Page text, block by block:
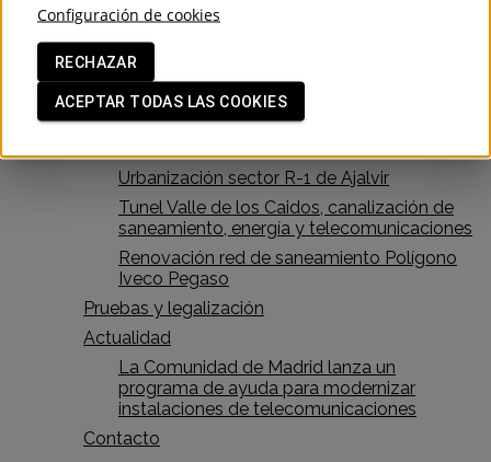
Ejecución hincas para instalaciones
Ejecución de hincas y microtúneles de
Proyectos
Nuevo Wanda Metropolitano Saneamiento
Urbanización sector R-1 de Ajalvir
Tunel Valle de los Caidos, canalización de
saneamiento, energía y telecomunicaciones
Renovación red de saneamiento Polígono
Iveco Pegaso
Pruebas y legalización
Actualidad
La Comunidad de Madrid lanza un
programa de ayuda para modernizar
instalaciones de telecomunicaciones
Contacto
Configuración de cookies
RECHAZAR
ACEPTAR TODAS LAS COOKIES